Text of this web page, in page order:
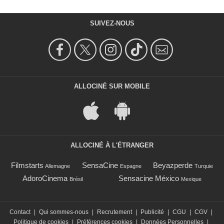
SUIVEZ-NOUS
ALLOCINÉ SUR MOBILE
ALLOCINÉ À L'ÉTRANGER
Filmstarts Allemagne SensaCine Espagne Beyazperde Turquie
AdoroCinema Brésil Sensacine México Mexique
Contact Qui sommes-nous Recrutement Publicité CGU CGV
Politique de cookies
Préférences cookies Données Personnelles